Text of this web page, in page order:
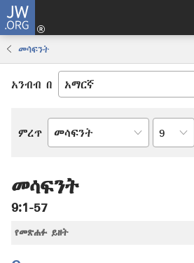
JW.ORG
መሳፍንት
አንብብ በ
ምረጥ
የመጽሐፍ
መጽሐፍ
በምዕራፍ
መሳፍንት
9:1-57
የመጽሐፉ ይዘት